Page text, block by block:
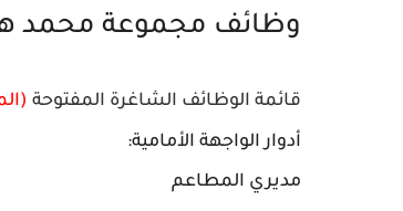
وظائف مجموعة محمد
قائمة الوظائف الشاغرة المفتوحة
أدوار الواجهة الأمامية:
مديري المطاعم